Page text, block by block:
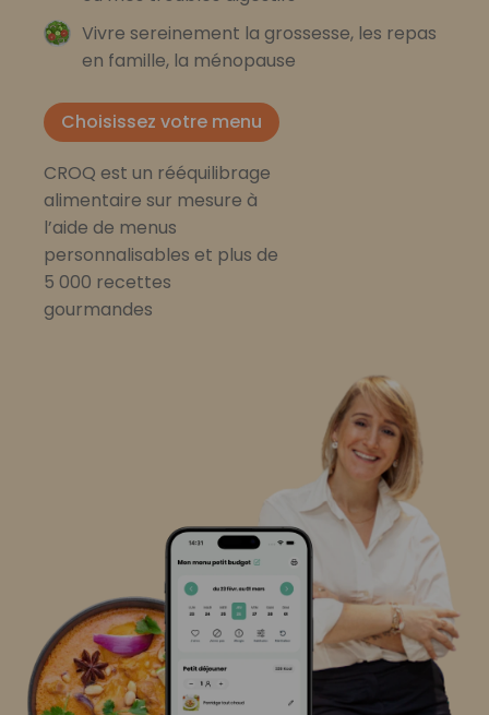
Vivre sereinement la grossesse, les repas
en famille, la ménopause
Choisissez votre menu
CROQ est un rééquilibrage
alimentaire sur mesure à
l’aide de menus
personnalisables et plus de
5 000 recettes
gourmandes